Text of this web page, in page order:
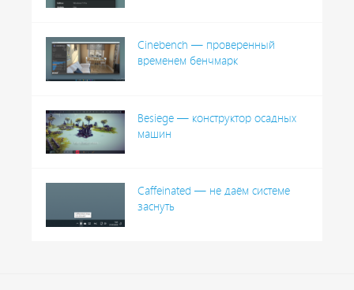
Cinebench — проверенный
временем бенчмарк
Besiege — конструктор осадных
машин
Caffeinated — не даём системе
заснуть